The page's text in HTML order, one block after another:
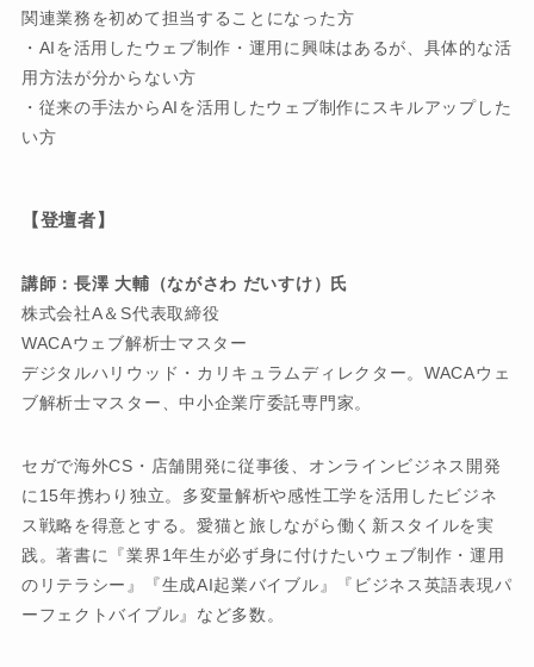
関連業務を初めて担当することになった方
・AIを活用したウェブ制作・運用に興味はあるが、具体的な活
用方法が分からない方
・従来の手法からAIを活用したウェブ制作にスキルアップした
い方
【登壇者】
講師：長澤 大輔（ながさわ だいすけ）氏
株式会社A＆S代表取締役
WACAウェブ解析士マスター
デジタルハリウッド・カリキュラムディレクター。WACAウェ
ブ解析士マスター、中小企業庁委託専門家。
セガで海外CS・店舗開発に従事後、オンラインビジネス開発
に15年携わり独立。多変量解析や感性工学を活用したビジネ
ス戦略を得意とする。愛猫と旅しながら働く新スタイルを実
践。著書に『業界1年生が必ず身に付けたいウェブ制作・運用
のリテラシー』『生成AI起業バイブル』『ビジネス英語表現パ
ーフェクトバイブル』など多数。